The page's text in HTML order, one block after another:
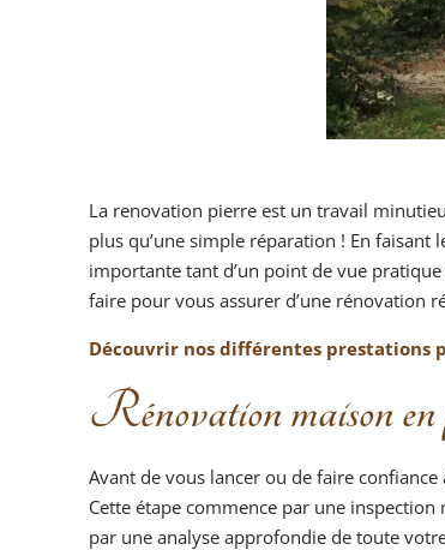
La renovation pierre est un travail
plus qu’une simple réparation ! En
importante tant d’un point de vue
faire pour vous assurer d’une rénovation
Découvrir nos différentes prestations
Rénovation maison en
Avant de vous lancer ou de faire
Cette étape commence par une
par une analyse approfondie de toute